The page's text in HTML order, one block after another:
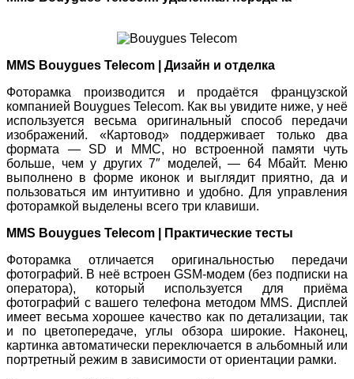
MMS Bouygues Telecom | Дизайн и отделка
Фоторамка производится и продаётся французской
компанией Bouygues Telecom. Как вы увидите ниже, у неё
используется весьма оригинальный способ передачи
изображений. «Картовод» поддерживает только два
формата — SD и MMC, но встроенной памяти чуть
больше, чем у других 7″ моделей, — 64 Мбайт. Меню
выполнено в форме иконок и выглядит приятно, да и
пользоваться им интуитивно и удобно. Для управления
фоторамкой выделены всего три клавиши.
MMS Bouygues Telecom | Практические тесты
Фоторамка отличается оригинальностью передачи
фотографий. В неё встроен GSM-модем (без подписки на
оператора), который используется для приёма
фотографий с вашего телефона методом MMS. Дисплей
имеет весьма хорошее качество как по детализации, так
и по цветопередаче, углы обзора широкие. Наконец,
картинка автоматически переключается в альбомный или
портретный режим в зависимости от ориентации рамки.